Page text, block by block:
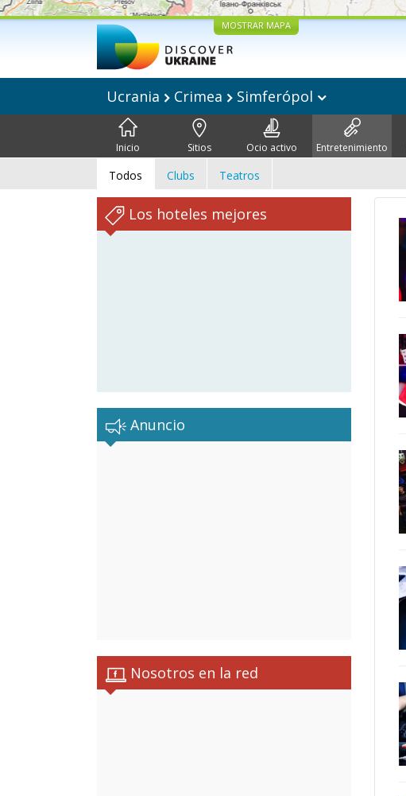
MOSTRAR MAPA
Ucrania Crimea Simferópol
Inicio Sitios Ocio activo Entretenimiento
Todos Clubs Teatros
Los hoteles mejores
Anuncio
Nosotros en la red